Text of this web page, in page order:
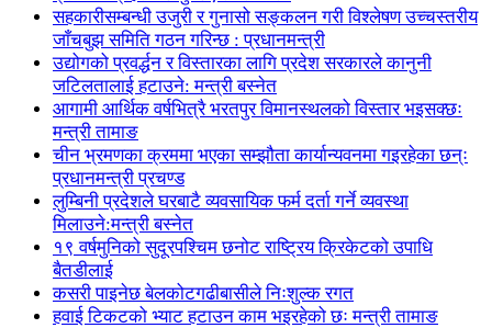
सहकारीसम्बन्धी उजुरी र गुनासो सङ्कलन गरी विश्लेषण उच्चस्तरीय
जाँचबुझ समिति गठन गरिन्छ : प्रधानमन्त्री
उद्योगको प्रवर्द्धन र विस्तारका लागि प्रदेश सरकारले कानुनी
जटिलतालाई हटाउने: मन्त्री बस्नेत
आगामी आर्थिक वर्षभित्रै भरतपुर विमानस्थलको विस्तार भइसक्छः
मन्त्री तामाङ
चीन भ्रमणका क्रममा भएका सम्झौता कार्यान्यवनमा गइरहेका छन्ः
प्रधानमन्त्री प्रचण्ड
लुम्बिनी प्रदेशले घरबाटै व्यवसायिक फर्म दर्ता गर्ने व्यवस्था
मिलाउने:मन्त्री बस्नेत
१९ वर्षमुनिको सुदूरपश्चिम छनोट राष्ट्रिय क्रिकेटको उपाधि
बैतडीलाई
कसरी पाइनेछ बेलकोटगढीबासीले निःशुल्क रगत
हवाई टिकटको भ्याट हटाउन काम भइरहेको छः मन्त्री तामाङ